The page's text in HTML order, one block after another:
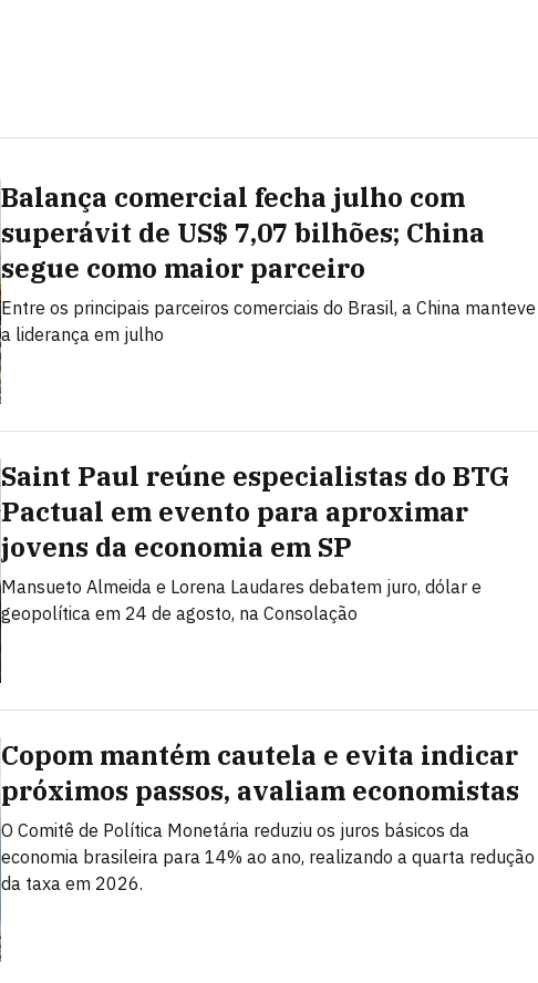
Balança comercial fecha julho com
superávit de US$ 7,07 bilhões; China
segue como maior parceiro
Entre os principais parceiros comerciais do Brasil, a China manteve
a liderança em julho
Saint Paul reúne especialistas do BTG
Pactual em evento para aproximar
jovens da economia em SP
Mansueto Almeida e Lorena Laudares debatem juro, dólar e
geopolítica em 24 de agosto, na Consolação
Copom mantém cautela e evita indicar
próximos passos, avaliam economistas
O Comitê de Política Monetária reduziu os juros básicos da
economia brasileira para 14% ao ano, realizando a quarta redução
da taxa em 2026.